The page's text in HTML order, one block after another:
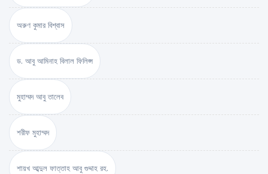
অরুণ কুমার বিশ্বাস
ড. আবু আমিনাহ বিলাল ফিলিপ্স
মুহাম্মদ আবু তালেব
শরীফ মুহাম্মদ
শায়খ আব্দুল ফাত্তাহ আবু গুদ্দাহ রহ.